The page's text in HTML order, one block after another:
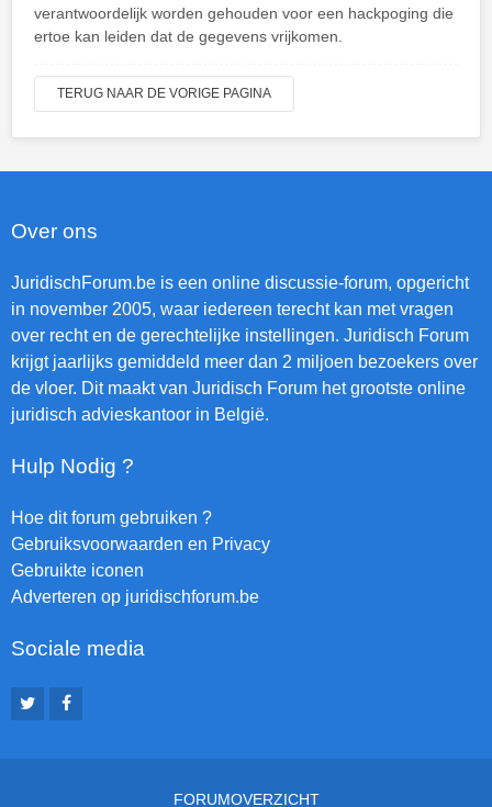
verantwoordelijk worden gehouden voor een hackpoging die
ertoe kan leiden dat de gegevens vrijkomen.
TERUG NAAR DE VORIGE PAGINA
Over ons
JuridischForum.be is een online discussie-forum, opgericht
in november 2005, waar iedereen terecht kan met vragen
over recht en de gerechtelijke instellingen. Juridisch Forum
krijgt jaarlijks gemiddeld meer dan 2 miljoen bezoekers over
de vloer. Dit maakt van Juridisch Forum het grootste online
juridisch advieskantoor in België.
Hulp Nodig ?
Hoe dit forum gebruiken ?
Gebruiksvoorwaarden en Privacy
Gebruikte iconen
Adverteren op juridischforum.be
Sociale media
FORUMOVERZICHT